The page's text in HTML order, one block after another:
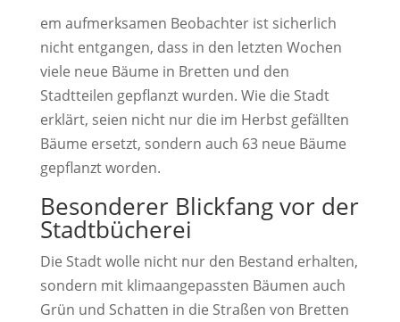
em aufmerksamen Beobachter ist sicherlich
nicht entgangen, dass in den letzten Wochen
viele neue Bäume in Bretten und den
Stadtteilen gepflanzt wurden. Wie die Stadt
erklärt, seien nicht nur die im Herbst gefällten
Bäume ersetzt, sondern auch 63 neue Bäume
gepflanzt worden.
Besonderer Blickfang vor der
Stadtbücherei
Die Stadt wolle nicht nur den Bestand erhalten,
sondern mit klimaangepassten Bäumen auch
Grün und Schatten in die Straßen von Bretten